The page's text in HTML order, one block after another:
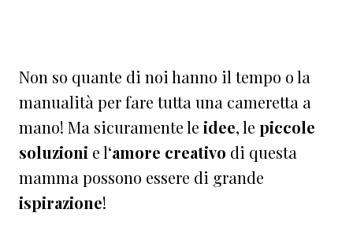
Non so quante di noi hanno il tempo o la
manualità per fare tutta una cameretta a
mano! Ma sicuramente le idee, le piccole
soluzioni e l‘amore creativo di questa
mamma possono essere di grande
ispirazione!